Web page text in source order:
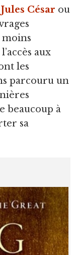
Jules César ou
moins
aux
les
parcouru un
beaucoup à
sa